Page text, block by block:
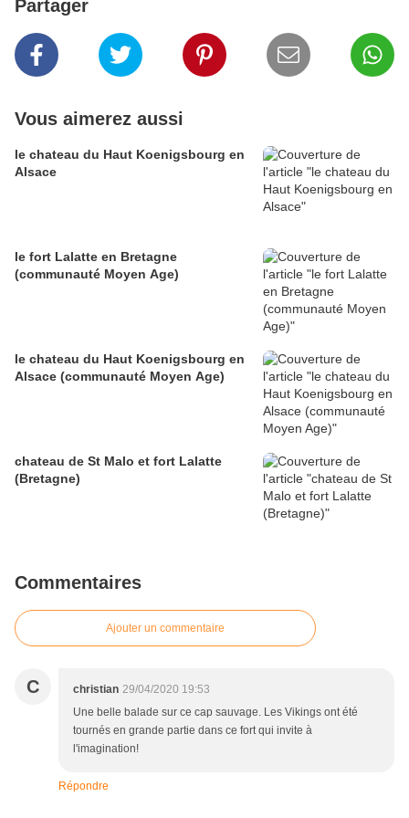
Partager
Vous aimerez aussi
le chateau du Haut Koenigsbourg en
Alsace
le fort Lalatte en Bretagne
(communauté Moyen Age)
le chateau du Haut Koenigsbourg en
Alsace (communauté Moyen Age)
chateau de St Malo et fort Lalatte
(Bretagne)
Commentaires
Ajouter un commentaire
C christian 29/04/2020 19:53
Une belle balade sur ce cap sauvage. Les Vikings ont été
tournés en grande partie dans ce fort qui invite à
l'imagination!
Répondre